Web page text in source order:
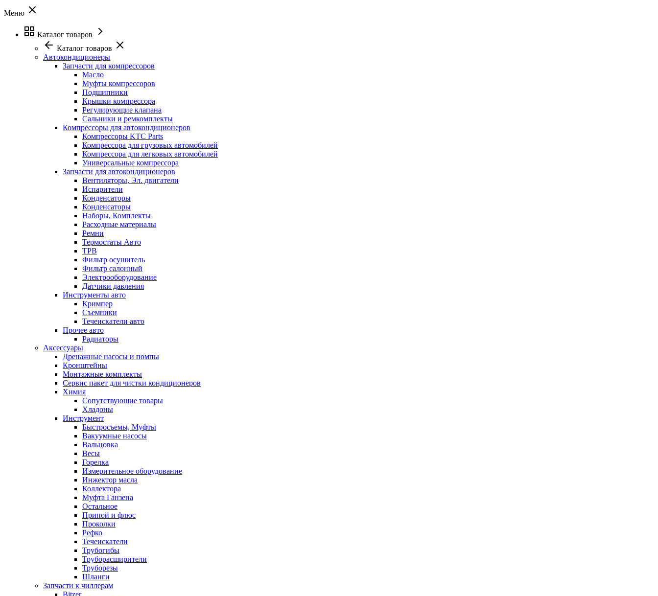
Меню
Каталог товаров
Каталог товаров
Автокондиционеры
Запчасти для компрессоров
Масло
Муфты компрессоров
Подшипники
Крышки компрессора
Регулирующие клапана
Сальники и ремкомплекты
Компрессоры для автокондиционеров
Компрессоры KTC Parts
Компрессора для грузовых автомобилей
Компрессора для легковых автомобилей
Универсальные компрессора
Запчасти для автокондиционеров
Вентиляторы, Эл. двигатели
Испарители
Конденсаторы
Конденсаторы
Наборы, Комплекты
Расходные материалы
Ремни
Термостаты Авто
ТРВ
Фильтр осушитель
Фильтр салонный
Электрооборудование
Датчики давления
Инструменты авто
Кримпер
Съемники
Течеискатели авто
Прочее авто
Радиаторы
Аксессуары
Дренажные насосы и помпы
Кронштейны
Монтажные комплекты
Сервис пакет для чистки кондиционеров
Химия
Сопутствующие товары
Хладоны
Инструмент
Быстросъемы, Муфты
Вакуумные насосы
Вальцовка
Весы
Горелка
Измерительное оборудование
Инжектор масла
Коллектора
Муфта Ганзена
Остальное
Припой и флюс
Проколки
Рефко
Течеискатели
Трубогибы
Труборасширители
Труборезы
Шланги
Запчасти к чиллерам
Bitzer